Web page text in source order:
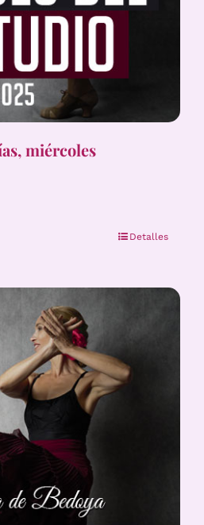
miércoles
Detalles